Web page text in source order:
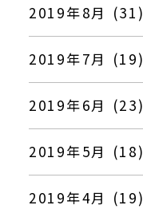
2019年8月 (31)
2019年7月 (19)
2019年6月 (23)
2019年5月 (18)
2019年4月 (19)